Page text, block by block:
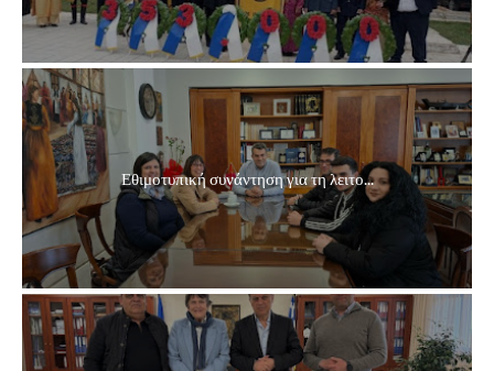
Εθιμοτυπική συνάντηση για τη λειτο...